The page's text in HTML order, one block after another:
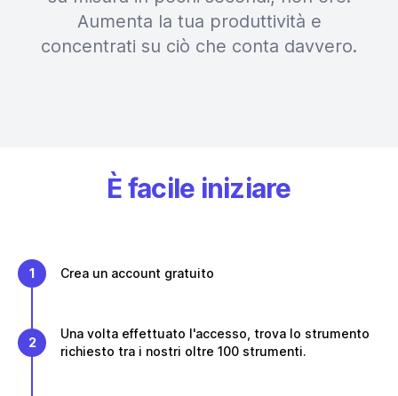
Aumenta la tua produttività e
concentrati su ciò che conta davvero.
È facile iniziare
1 Crea un account gratuito
2
Una volta effettuato l'accesso, trova lo strumento
richiesto tra i nostri oltre 100 strumenti.